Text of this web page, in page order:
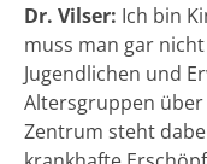
Dr. Vilser: Ich bin
muss man gar
Jugendlichen und
Altersgruppen über
Zentrum steht